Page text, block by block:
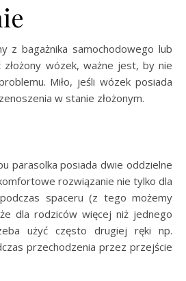
z bagażnika samochodowego lub
wózek, ważne jest, by nie
Miło, jeśli wózek posiada
w stanie złożonym.
parasolka posiada dwie oddzielne
rozwiązanie nie tylko dla
spaceru (z tego możemy
dla rodziców więcej niż jednego
użyć często drugiej ręki np.
przechodzenia przez przejście